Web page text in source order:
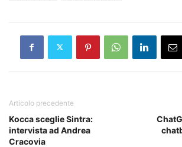
Articolo precedente
Kocca sceglie Sintra:
intervista ad Andrea
Cracovia